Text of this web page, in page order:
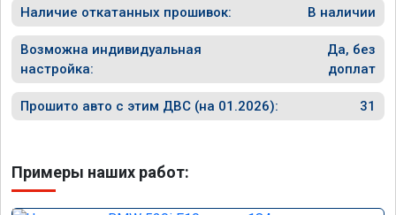
Наличие откатанных прошивок: В наличии
Возможна индивидуальная
настройка:
Да, без
доплат
Прошито авто с этим ДВС (на 01.2026): 31
Примеры наших работ: